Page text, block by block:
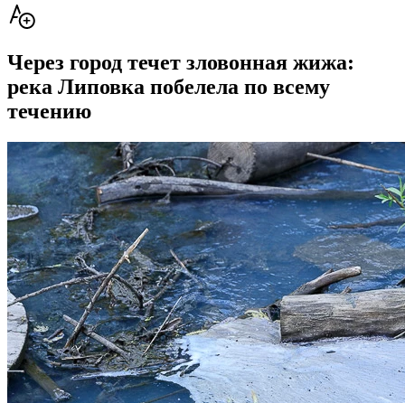
Через город течет зловонная жижа:
река Липовка побелела по всему
течению